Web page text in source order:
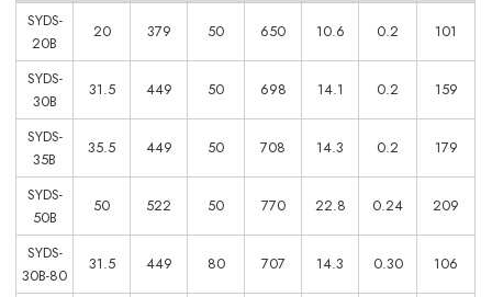
SYDS-
20B
20 379 50 650 10.6 0.2 101
SYDS-
30B
31.5 449 50 698 14.1 0.2 159
SYDS-
35B
35.5 449 50 708 14.3 0.2 179
SYDS-
50B
50 522 50 770 22.8 0.24 209
SYDS-
30B-80
31.5 449 80 707 14.3 0.30 106